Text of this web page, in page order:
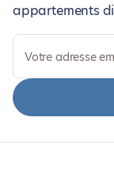
appartements
Votre adresse